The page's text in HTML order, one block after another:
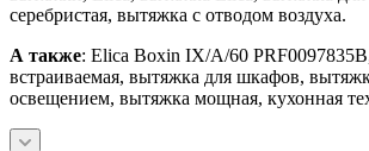
серебристая, вытяжка с отводом воздуха.
А также: Elica Boxin IX/A/60
встраиваемая, вытяжка для шкафов,
освещением, вытяжка мощная, кухонная